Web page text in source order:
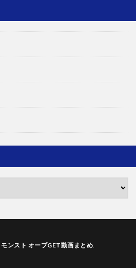
モンスト オーブGET動画まとめ